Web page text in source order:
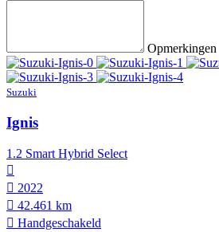
Opmerkingen
Suzuki
Ignis
1.2 Smart Hybrid Select
2022
42.461 km
Hand­geschakeld